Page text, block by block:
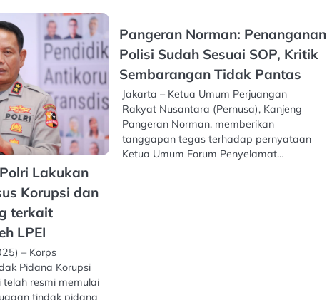
Lakukan
Korupsi dan
terkait
LPEI
– Korps
Pidana Korupsi
telah resmi memulai
tindak pidana
Pangeran Norman: Penanganan
Polisi Sudah Sesuai SOP, Kritik
Sembarangan Tidak Pantas
Jakarta – Ketua Umum Perjuangan
Rakyat Nusantara (Pernusa), Kanjeng
Pangeran Norman, memberikan
tanggapan tegas terhadap pernyataan
Ketua Umum Forum Penyelamat…